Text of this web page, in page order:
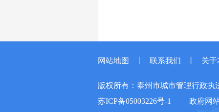
网站地图 联系我们 关于
版权所有：泰州市城市管理行政执
苏ICP备05003226号-1
政府网